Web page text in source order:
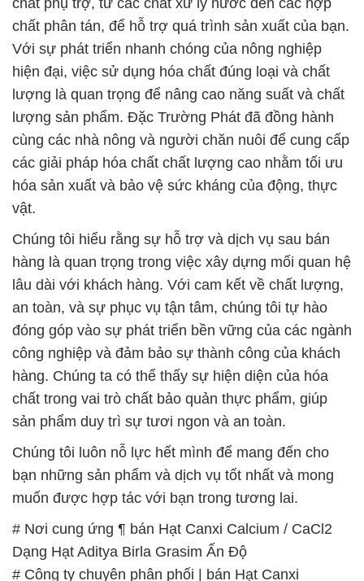
chất phân tán, để hỗ trợ quá trình sản xuất của bạn.
Với sự phát triển nhanh chóng của nông nghiệp
hiện đại, việc sử dụng hóa chất đúng loại và chất
lượng là quan trọng để nâng cao năng suất và chất
lượng sản phẩm. Đặc Trường Phát đã đồng hành
cùng các nhà nông và người chăn nuôi để cung cấp
các giải pháp hóa chất chất lượng cao nhằm tối ưu
hóa sản xuất và bảo vệ sức kháng của động, thực
vật.
Chúng tôi hiểu rằng sự hỗ trợ và dịch vụ sau bán
hàng là quan trọng trong việc xây dựng mối quan hệ
lâu dài với khách hàng. Với cam kết về chất lượng,
an toàn, và sự phục vụ tận tâm, chúng tôi tự hào
đóng góp vào sự phát triển bền vững của các ngành
công nghiệp và đảm bảo sự thành công của khách
hàng. Chúng ta có thể thấy sự hiện diện của hóa
chất trong vai trò chất bảo quản thực phẩm, giúp
sản phẩm duy trì sự tươi ngon và an toàn.
Chúng tôi luôn nỗ lực hết mình để mang đến cho
bạn những sản phẩm và dịch vụ tốt nhất và mong
muốn được hợp tác với bạn trong tương lai.
# Nơi cung ứng ¶ bán Hạt Canxi Calcium / CaCl2
Dạng Hạt Aditya Birla Grasim Ấn Độ
# Công ty chuyên phân phối | bán Hạt Canxi